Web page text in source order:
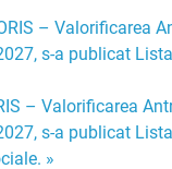
– Valorificarea
s-a publicat
– Valorificarea
s-a publicat
»